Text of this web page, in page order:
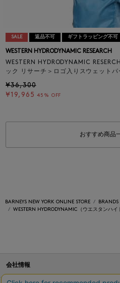
SALE 返品不可 ギフトラッピング不可
WESTERN HYDRODYNAMIC RESEARCH
WESTERN HYDRODYNAMIC
ック リサーチ＞ロゴ入りスウェットパ
¥36,300
¥19,965 45% OFF
おすすめ商品
BARNEYS NEW YORK ONLINE STORE
BRANDS
WESTERN HYDRODYNAMIC（ウエスタンハイ
会社情報